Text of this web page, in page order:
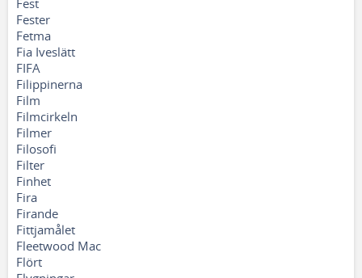
Fest
Fester
Fetma
Fia Iveslätt
FIFA
Filippinerna
Film
Filmcirkeln
Filmer
Filosofi
Filter
Finhet
Fira
Firande
Fittjamålet
Fleetwood Mac
Flört